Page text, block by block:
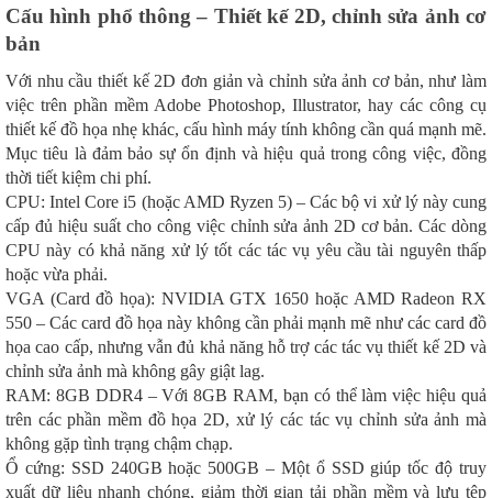
Cấu hình phổ thông – Thiết kế 2D, chỉnh sửa ảnh cơ
bản
Với nhu cầu thiết kế 2D đơn giản và chỉnh sửa ảnh cơ bản, như làm
việc trên phần mềm Adobe Photoshop, Illustrator, hay các công cụ
thiết kế đồ họa nhẹ khác, cấu hình máy tính không cần quá mạnh mẽ.
Mục tiêu là đảm bảo sự ổn định và hiệu quả trong công việc, đồng
thời tiết kiệm chi phí.
CPU: Intel Core i5 (hoặc AMD Ryzen 5) – Các bộ vi xử lý này cung
cấp đủ hiệu suất cho công việc chỉnh sửa ảnh 2D cơ bản. Các dòng
CPU này có khả năng xử lý tốt các tác vụ yêu cầu tài nguyên thấp
hoặc vừa phải.
VGA (Card đồ họa): NVIDIA GTX 1650 hoặc AMD Radeon RX
550 – Các card đồ họa này không cần phải mạnh mẽ như các card đồ
họa cao cấp, nhưng vẫn đủ khả năng hỗ trợ các tác vụ thiết kế 2D và
chỉnh sửa ảnh mà không gây giật lag.
RAM: 8GB DDR4 – Với 8GB RAM, bạn có thể làm việc hiệu quả
trên các phần mềm đồ họa 2D, xử lý các tác vụ chỉnh sửa ảnh mà
không gặp tình trạng chậm chạp.
Ổ cứng: SSD 240GB hoặc 500GB – Một ổ SSD giúp tốc độ truy
xuất dữ liệu nhanh chóng, giảm thời gian tải phần mềm và lưu tệp